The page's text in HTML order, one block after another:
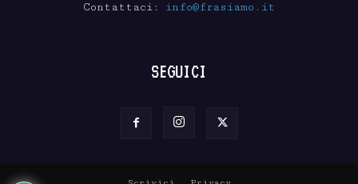
Contattaci: info@frasiamo.it
SEGUICI